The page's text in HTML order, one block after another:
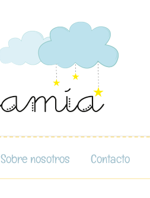
Sobre nosotros Contacto